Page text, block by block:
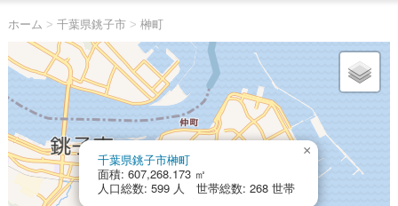
ホーム > 千葉県銚子市> 榊町
千葉県銚子市榊町
面積: 607,268.173 ㎡
人口総数: 599 人 世帯総数: 268 世帯
×